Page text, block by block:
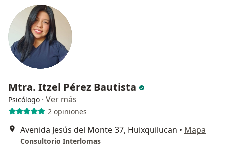
Mtra. Itzel Pérez Bautista
Psicólogo · Ver más
2 opiniones
Avenida Jesús del Monte 37, Huixquilucan • Mapa
Consultorio Interlomas